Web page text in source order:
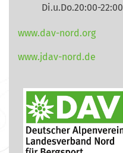
Di.u.Do.20:00-22:00
www.dav-nord.org
www.jdav-nord.de